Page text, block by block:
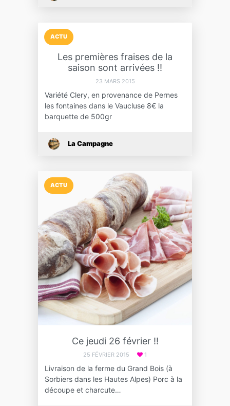
ACTU
Les premières fraises de la
saison sont arrivées !!
23 MARS 2015
Variété Clery, en provenance de Pernes
les fontaines dans le Vaucluse 8€ la
barquette de 500gr
La Campagne
ACTU
Ce jeudi 26 février !!
25 FÉVRIER 2015 1
Livraison de la ferme du Grand Bois (à
Sorbiers dans les Hautes Alpes) Porc à la
découpe et charcute…